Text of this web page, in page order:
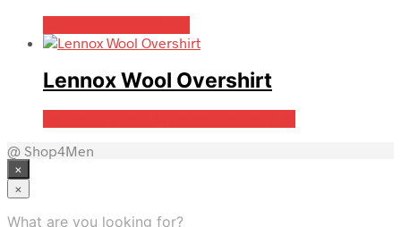
Lennox Wool Overshirt
@ Shop4Men
×
×
What are you looking for?